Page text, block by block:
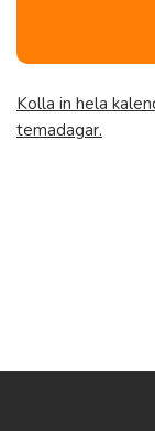
Kolla in hela
temadagar.